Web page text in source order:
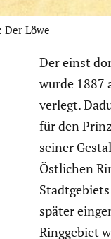
Löwe
Der einst
wurde 1887
verlegt.
für den
seiner
Östlichen
später
Ringge­biet